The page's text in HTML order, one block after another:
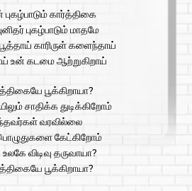
புகழ்பாடும் கார்த்திகை
புகழ்பாடும் மாதமே
காரிருள் களைந்தாய்
உன் கடமை ஆற்றுகிறாய்
பூக்கிறாயா?
சாதிக்க துடிக்கிறோம்
வரவில்லை
பொழுதுகளை கேட்கிறோம்
விடிவு தருவாயா?
பூக்கிறாயா?